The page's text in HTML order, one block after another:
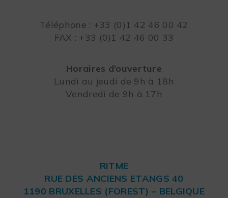
Téléphone : +33 (0)1 42 46 00 42
FAX : +33 (0)1 42 46 00 33
Horaires d’ouverture
Lundi au jeudi de 9h à 18h
Vendredi de 9h à 17h
RITME
RUE DES ANCIENS ETANGS 40
1190 BRUXELLES (FOREST) – BELGIQUE